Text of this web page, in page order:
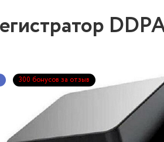
300 бонусов за отзыв